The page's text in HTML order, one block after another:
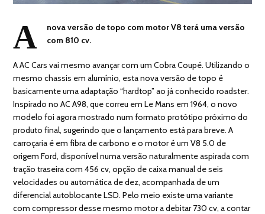
A
nova versão de topo com motor V8 terá uma versão
com 810 cv.
A AC Cars vai mesmo avançar com um Cobra Coupé. Utilizando o
mesmo chassis em alumínio, esta nova versão de topo é
basicamente uma adaptação “hardtop” ao já conhecido roadster.
Inspirado no AC A98, que correu em Le Mans em 1964, o novo
modelo foi agora mostrado num formato protótipo próximo do
produto final, sugerindo que o lançamento está para breve. A
carroçaria é em fibra de carbono e o motor é um V8 5.0 de
origem Ford, disponível numa versão naturalmente aspirada com
tração traseira com 456 cv, opção de caixa manual de seis
velocidades ou automática de dez, acompanhada de um
diferencial autoblocante LSD. Pelo meio existe uma variante
com compressor desse mesmo motor a debitar 730 cv, a contar